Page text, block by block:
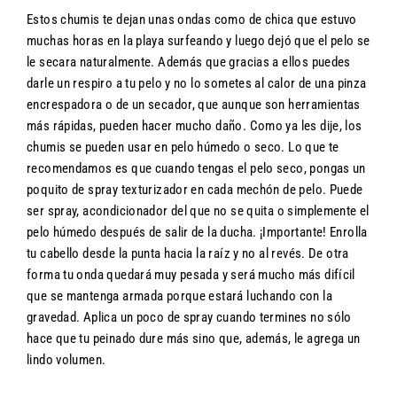
Estos chumis te dejan unas ondas como de chica que estuvo
muchas horas en la playa surfeando y luego dejó que el pelo se
le secara naturalmente. Además que gracias a ellos puedes
darle un respiro a tu pelo y no lo sometes al calor de una pinza
encrespadora o de un secador, que aunque son herramientas
más rápidas, pueden hacer mucho daño. Como ya les dije, los
chumis se pueden usar en pelo húmedo o seco. Lo que te
recomendamos es que cuando tengas el pelo seco, pongas un
poquito de spray texturizador en cada mechón de pelo. Puede
ser spray, acondicionador del que no se quita o simplemente el
pelo húmedo después de salir de la ducha. ¡Importante! Enrolla
tu cabello desde la punta hacia la raíz y no al revés. De otra
forma tu onda quedará muy pesada y será mucho más difícil
que se mantenga armada porque estará luchando con la
gravedad. Aplica un poco de spray cuando termines no sólo
hace que tu peinado dure más sino que, además, le agrega un
lindo volumen.